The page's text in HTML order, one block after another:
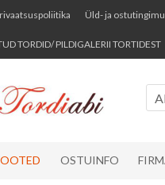
Üld- ja
TORDID/ PILDIGALERII TORTIDEST
OSTUINFO